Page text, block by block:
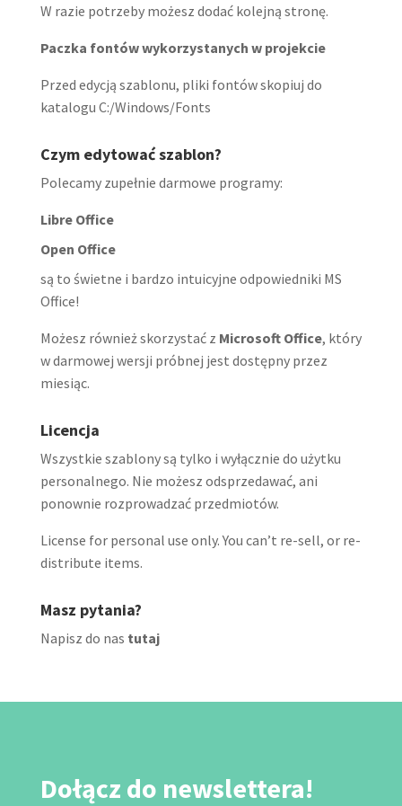
W razie potrzeby możesz dodać kolejną stronę.
Paczka fontów wykorzystanych w projekcie
Przed edycją szablonu, pliki fontów skopiuj do
katalogu C:/Windows/Fonts
Czym edytować szablon?
Polecamy zupełnie darmowe programy:
Libre Office
Open Office
są to świetne i bardzo intuicyjne odpowiedniki MS
Office!
Możesz również skorzystać z Microsoft Office, który
w darmowej wersji próbnej jest dostępny przez
miesiąc.
Licencja
Wszystkie szablony są tylko i wyłącznie do użytku
personalnego. Nie możesz odsprzedawać, ani
ponownie rozprowadzać przedmiotów.
License for personal use only. You can’t re-sell, or re-
distribute items.
Masz pytania?
Napisz do nas tutaj
Dołącz do newslettera!